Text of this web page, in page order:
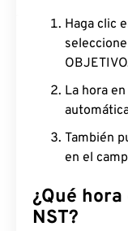
Haga clic
La hora
También
en el
¿Qué
NST?